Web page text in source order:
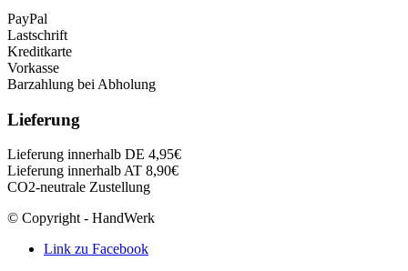
PayPal
Lastschrift
Kreditkarte
Vorkasse
Barzahlung bei Abholung
Lieferung
Lieferung innerhalb DE 4,95€
Lieferung innerhalb AT 8,90€
CO2-neutrale Zustellung
© Copyright - HandWerk
Link zu Facebook